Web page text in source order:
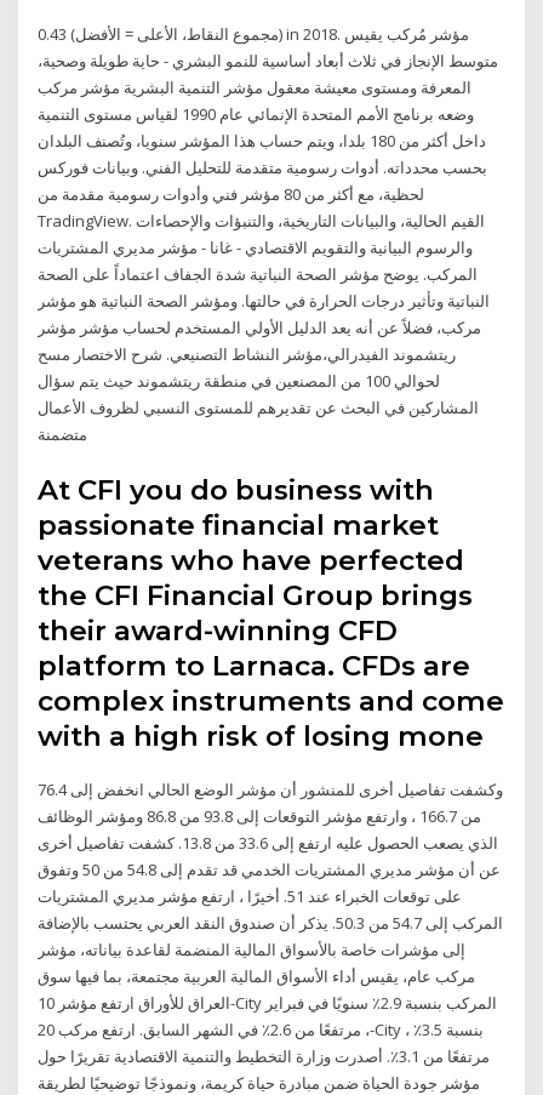
0.43 (مجموع النقاط، الأعلى = الأفضل) in 2018. مؤشر مُركب يقيس
متوسط الإنجاز في ثلاث أبعاد أساسية للنمو البشري - حاية طويلة وصحية،
المعرفة ومستوى معيشة معقول مؤشر التنمية البشرية مؤشر مركب
وضعه برنامج الأمم المتحدة الإنمائي عام 1990 لقياس مستوى التنمية
داخل أكثر من 180 بلدا، ويتم حساب هذا المؤشر سنويا، وتُصنف البلدان
بحسب محدداته. أدوات رسومية متقدمة للتحليل الفني. وبيانات فوركس
لحظية، مع أكثر من 80 مؤشر فني وأدوات رسومية مقدمة من
TradingView. القيم الحالية، والبيانات التاريخية، والتنبؤات والإحصاءات
والرسوم البيانية والتقويم الاقتصادي - غانا - مؤشر مديري المشتريات
المركب. يوضح مؤشر الصحة النباتية شدة الجفاف اعتماداً على الصحة
النباتية وتأثير درجات الحرارة في حالتها. ومؤشر الصحة النباتية هو مؤشر
مركب، فضلاً عن أنه يعد الدليل الأولي المستخدم لحساب مؤشر مؤشر
ريتشموند الفيدرالي،مؤشر النشاط التصنيعي. ﺷﺮﺡ اﻻﺧﺘﺼﺎﺭ مسح
لحوالي 100 من المصنعين في منطقة ريتشموند حيث يتم سؤال
المشاركين في البحث عن تقديرهم للمستوى النسبي لظروف الأعمال
متضمنة
At CFI you do business with
passionate financial market
veterans who have perfected
the CFI Financial Group brings
their award-winning CFD
platform to Larnaca. CFDs are
complex instruments and come
with a high risk of losing mone
وكشفت تفاصيل أخرى للمنشور أن مؤشر الوضع الحالي انخفض إلى 76.4
من 166.7 ، وارتفع مؤشر التوقعات إلى 93.8 من 86.8 ومؤشر الوظائف
الذي يصعب الحصول عليه ارتفع إلى 33.6 من 13.8. كشفت تفاصيل أخرى
عن أن مؤشر مديري المشتريات الخدمي قد تقدم إلى 54.8 من 50 وتفوق
على توقعات الخبراء عند 51. أخيرًا ، ارتفع مؤشر مديري المشتريات
المركب إلى 54.7 من 50.3. يذكر أن صندوق النقد العربي يحتسب بالإضافة
إلى مؤشرات خاصة بالأسواق المالية المنضمة لقاعدة بياناته، مؤشر
مركب عام، يقيس أداء الأسواق المالية العربية مجتمعة، بما فيها سوق
العراق للأوراق ارتفع مؤشر 10-City المركب بنسبة 2.9٪ سنويًا في فبراير
، مرتفعًا من 2.6٪ في الشهر السابق. ارتفع مركب 20-City بنسبة 3.5٪ ،
مرتفعًا من 3.1٪. أصدرت وزارة التخطيط والتنمية الاقتصادية تقريرًا حول
مؤشر جودة الحياة ضمن مبادرة حياة كريمة، ونموذجًا توضيحيًا لطريقة